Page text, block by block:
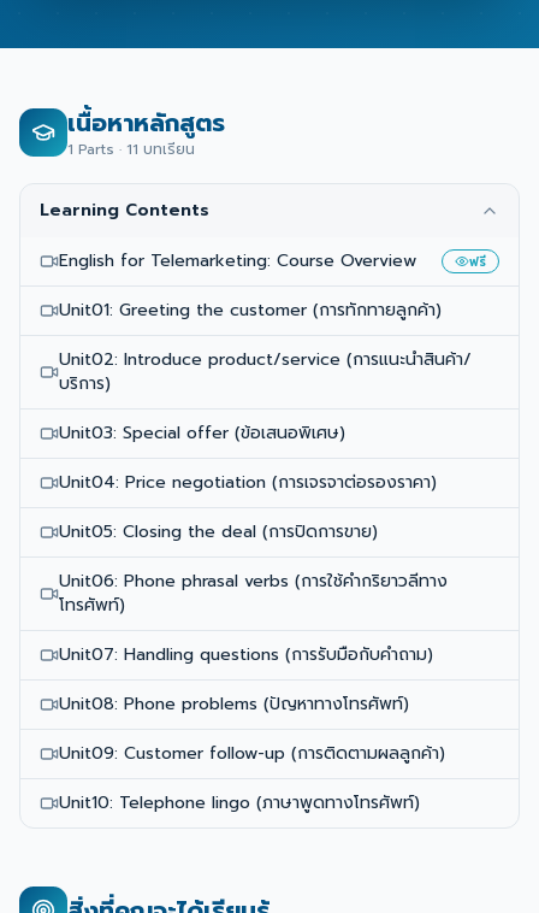
เนื้อหาหลักสูตร
1 Parts · 11 บทเรียน
Learning Contents
English for Telemarketing: Course Overview
ฟรี
Unit01: Greeting the customer (การทักทายลูกค้า)
Unit02: Introduce product/service (การแนะนำสินค้า/
บริการ)
Unit03: Special offer (ข้อเสนอพิเศษ)
Unit04: Price negotiation (การเจรจาต่อรองราคา)
Unit05: Closing the deal (การปิดการขาย)
Unit06: Phone phrasal verbs (การใช้คํากริยาวลีทาง
โทรศัพท์)
Unit07: Handling questions (การรับมือกับคำถาม)
Unit08: Phone problems (ปัญหาทางโทรศัพท์)
Unit09: Customer follow-up (การติดตามผลลูกค้า)
Unit10: Telephone lingo (ภาษาพูดทางโทรศัพท์)